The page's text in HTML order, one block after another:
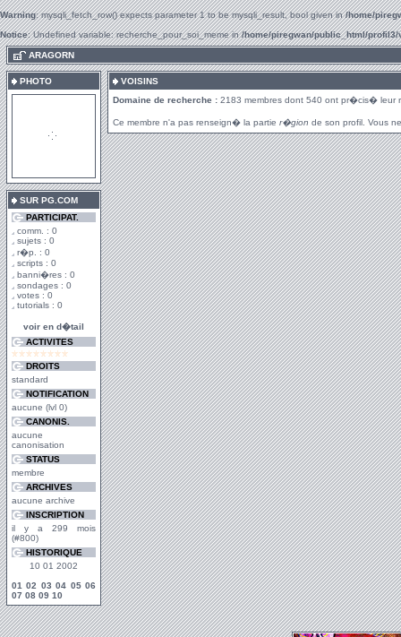
Warning: mysqli_fetch_row() expects parameter 1 to be mysqli_result, bool given in/home/
Notice: Undefined variable: recherche_pour_soi_meme in/home/piregwan/public_html/
ARAGORN
PHOTO
SUR PG.COM
PARTICIPAT.
comm. : 0
sujets : 0
r�p. : 0
scripts : 0
banni�res : 0
sondages : 0
votes : 0
tutorials : 0
voir en d�tail
ACTIVITES
DROITS
standard
NOTIFICATION
aucune (lvl 0)
CANONIS.
aucune
canonisation
STATUS
membre
ARCHIVES
aucune archive
INSCRIPTION
il y a 299 mois
(#800)
HISTORIQUE
10 01 2002
01 02 03 04 05 06
07 08 09 10
VOISINS
Domaine de recherche : 2183 membres dont 540 ont pr�cis� leur
Ce membre n'a pas renseign� la partie r�gion de son profil. Vous